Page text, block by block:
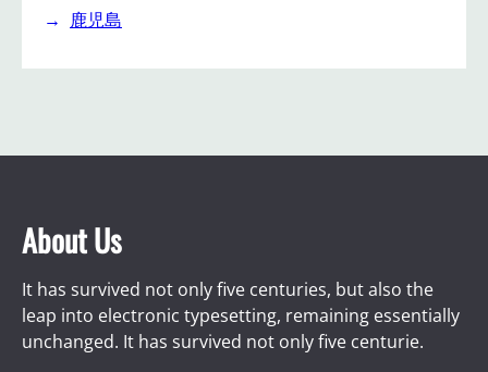
鹿児島
About Us
It has survived not only five centuries, but also the
leap into electronic typesetting, remaining essentially
unchanged. It has survived not only five centurie.